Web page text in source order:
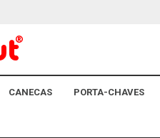
CANECAS PORTA-CHAVES